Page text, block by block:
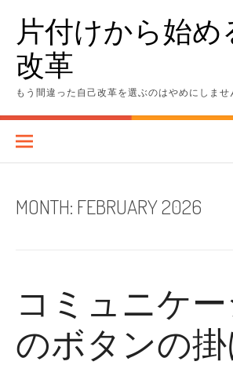
content片付けから始め
改革
もう間違った自己改革を選ぶのはやめにしませ
MONTH: FEBRUARY 2026
コミュニケ
のボタンの